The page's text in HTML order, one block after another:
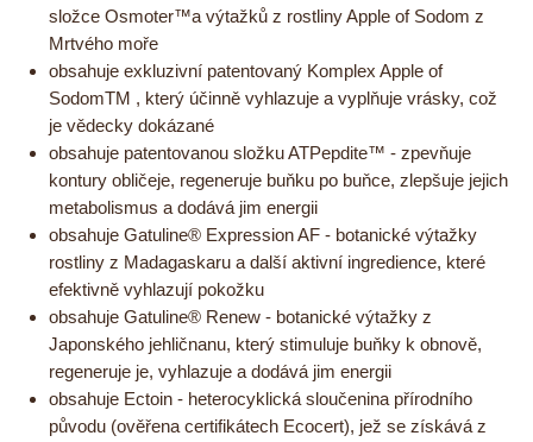
složce Osmoter™a výtažků z rostliny Apple of Sodom z
Mrtvého moře
obsahuje exkluzivní patentovaný Komplex Apple of
SodomTM , který účinně vyhlazuje a vyplňuje vrásky, což
je vědecky dokázané
obsahuje patentovanou složku ATPepdite™ - zpevňuje
kontury obličeje, regeneruje buňku po buňce, zlepšuje jejich
metabolismus a dodává jim energii
obsahuje Gatuline® Expression AF - botanické výtažky
rostliny z Madagaskaru a další aktivní ingredience, které
efektivně vyhlazují pokožku
obsahuje Gatuline® Renew - botanické výtažky z
Japonského jehličnanu, který stimuluje buňky k obnově,
regeneruje je, vyhlazuje a dodává jim energii
obsahuje Ectoin - heterocyklická sloučenina přírodního
původu (ověřena certifikátech Ecocert), jež se získává z